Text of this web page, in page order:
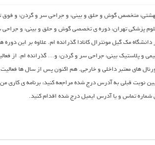
بهشتی، متخصص گوش و حلق و بینی، و جراحی سر و گردن، و
پزشکی تهران، دوره ی تخصصی گوش و حلق و بینی، و
مک گیل مونترال کانادا گذرانده ام. علاوه بر این دوره
و پلاستیک بینی، جراحی سر و گردن، و… گذرانده ام. از
های معتبر داخلی و خارجی. هم اکنون پس از سال ها
نوبت قبلی به آدرس درج شده مراجعه کنید، برنامه ی کاری